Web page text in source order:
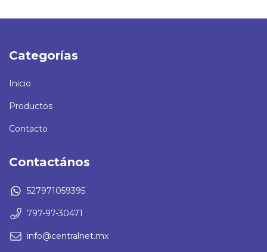
Categorías
Inicio
Productos
Contacto
Contactános
527971059395
797-97-30471
info@centralnet.mx